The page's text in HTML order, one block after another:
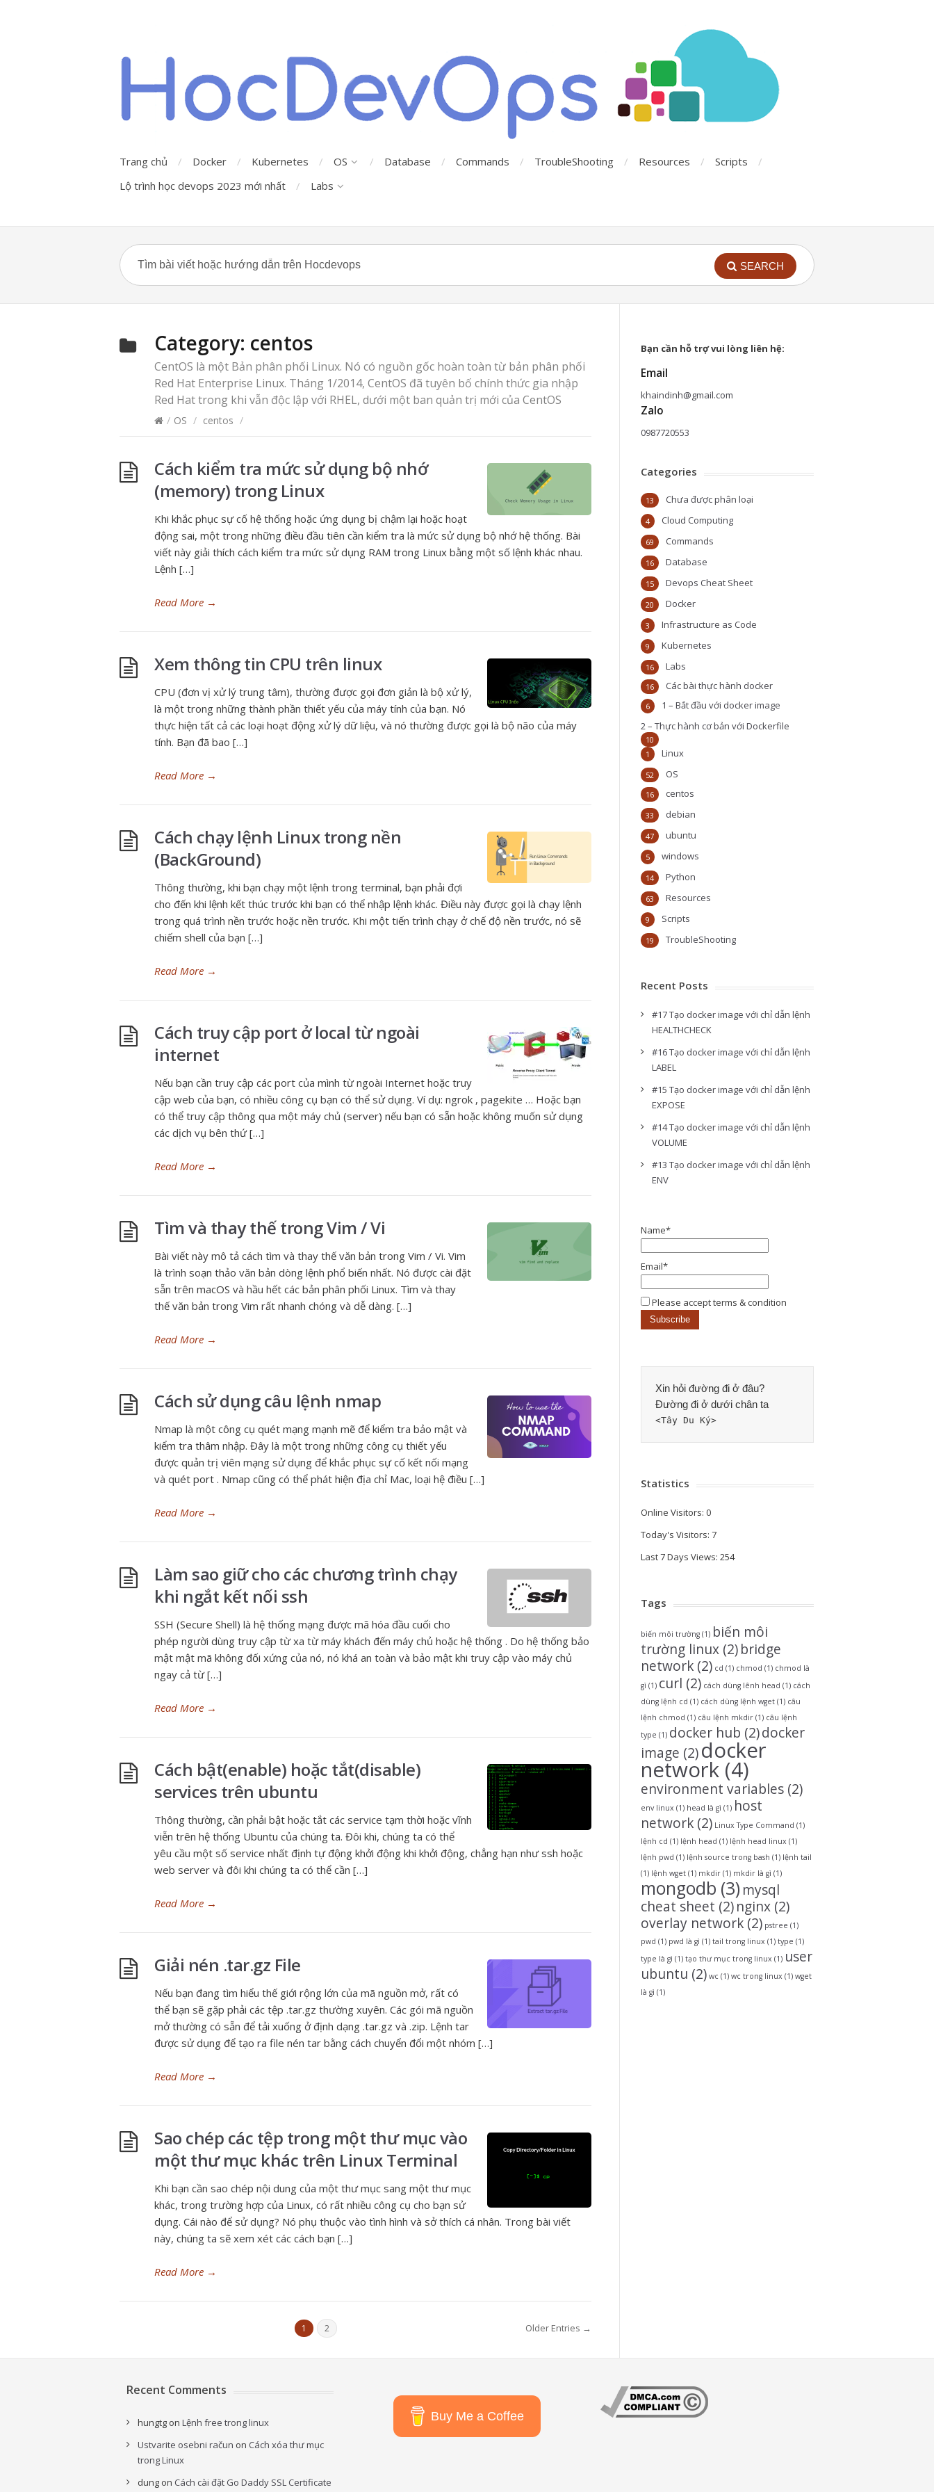
Trang chủ Docker Kubernetes OS Database Commands TroubleShooting Resources
Scripts
Lộ trình học devops 2023 mới nhất
Labs
SEARCH
Category: centos
CentOS là một Bản phân phối Linux. Nó có nguồn gốc hoàn toàn từ bản phân phối
Red Hat Enterprise Linux. Tháng 1/2014, CentOS đã tuyên bố chính thức gia nhập
Red Hat trong khi vẫn độc lập với RHEL, dưới một ban quản trị mới của CentOS
/ OS / centos /
Cách kiểm tra mức sử dụng bộ nhớ
(memory) trong Linux
Khi khắc phục sự cố hệ thống hoặc ứng dụng bị chậm lại hoặc hoạt
động sai, một trong những điều đầu tiên cần kiểm tra là mức sử dụng bộ nhớ hệ thống. Bài
viết này giải thích cách kiểm tra mức sử dụng RAM trong Linux bằng một số lệnh khác nhau.
Lệnh […]
Read More →
Xem thông tin CPU trên linux
CPU (đơn vị xử lý trung tâm), thường được gọi đơn giản là bộ xử lý,
là một trong những thành phần thiết yếu của máy tính của bạn. Nó
thực hiện tất cả các loại hoạt động xử lý dữ liệu, và nó thường được gọi là bộ não của máy
tính. Bạn đã bao […]
Read More →
Cách chạy lệnh Linux trong nền
(BackGround)
Thông thường, khi bạn chạy một lệnh trong terminal, bạn phải đợi
cho đến khi lệnh kết thúc trước khi bạn có thể nhập lệnh khác. Điều này được gọi là chạy lệnh
trong quá trình nền trước hoặc nền trước. Khi một tiến trình chạy ở chế độ nền trước, nó sẽ
chiếm shell của bạn […]
Read More →
Cách truy cập port ở local từ ngoài
internet
Nếu bạn cần truy cập các port của mình từ ngoài Internet hoặc truy
cập web của bạn, có nhiều công cụ bạn có thể sử dụng. Ví dụ: ngrok , pagekite … Hoặc bạn
có thể truy cập thông qua một máy chủ (server) nếu bạn có sẵn hoặc không muốn sử dụng
các dịch vụ bên thứ […]
Read More →
Tìm và thay thế trong Vim / Vi
Bài viết này mô tả cách tìm và thay thế văn bản trong Vim / Vi. Vim
là trình soạn thảo văn bản dòng lệnh phổ biến nhất. Nó được cài đặt
sẵn trên macOS và hầu hết các bản phân phối Linux. Tìm và thay
thế văn bản trong Vim rất nhanh chóng và dễ dàng. […]
Read More →
Cách sử dụng câu lệnh nmap
Nmap là một công cụ quét mạng mạnh mẽ để kiểm tra bảo mật và
kiểm tra thâm nhập. Đây là một trong những công cụ thiết yếu
được quản trị viên mạng sử dụng để khắc phục sự cố kết nối mạng
và quét port . Nmap cũng có thể phát hiện địa chỉ Mac, loại hệ điều […]
Read More →
Làm sao giữ cho các chương trình chạy
khi ngắt kết nối ssh
SSH (Secure Shell) là hệ thống mạng được mã hóa đầu cuối cho
phép người dùng truy cập từ xa từ máy khách đến máy chủ hoặc hệ thống . Do hệ thống bảo
mật mật mã không đối xứng của nó, nó khá an toàn và bảo mật khi truy cập vào máy chủ
ngay cả từ […]
Read More →
Cách bật(enable) hoặc tắt(disable)
services trên ubuntu
Thông thường, cần phải bật hoặc tắt các service tạm thời hoặc vĩnh
viễn trên hệ thống Ubuntu của chúng ta. Đôi khi, chúng ta có thể
yêu cầu một số service nhất định tự động khởi động khi khởi động, chẳng hạn như ssh hoặc
web server và đôi khi chúng ta có thể cần […]
Read More →
Giải nén .tar.gz File
Nếu bạn đang tìm hiểu thế giới rộng lớn của mã nguồn mở, rất có
thể bạn sẽ gặp phải các tệp .tar.gz thường xuyên. Các gói mã nguồn
mở thường có sẵn để tải xuống ở định dạng .tar.gz và .zip. Lệnh tar
được sử dụng để tạo ra file nén tar bằng cách chuyển đổi một nhóm […]
Read More →
Sao chép các tệp trong một thư mục vào
một thư mục khác trên Linux Terminal
Khi bạn cần sao chép nội dung của một thư mục sang một thư mục
khác, trong trường hợp của Linux, có rất nhiều công cụ cho bạn sử
dụng. Cái nào để sử dụng? Nó phụ thuộc vào tình hình và sở thích cá nhân. Trong bài viết
này, chúng ta sẽ xem xét các cách bạn […]
Read More →
1 2 Older Entries →
Bạn cần hỗ trợ vui lòng liên hệ:
Email
khaindinh@gmail.com
Zalo
0987720553
Categories
Chưa được phân loại
13
Cloud Computing
4
Commands
69
Database
16
Devops Cheat Sheet
15
Docker
20
Infrastructure as Code
3
Kubernetes
9
Labs
16
Các bài thực hành docker
16
1 – Bắt đầu với docker image
6
2 – Thực hành cơ bản với Dockerfile
10
Linux
1
OS
52
centos
16
debian
33
ubuntu
47
windows
5
Python
14
Resources
63
Scripts
9
TroubleShooting
19
Recent Posts
#17 Tạo docker image với chỉ dẫn lệnh
HEALTHCHECK
#16 Tạo docker image với chỉ dẫn lệnh
LABEL
#15 Tạo docker image với chỉ dẫn lệnh
EXPOSE
#14 Tạo docker image với chỉ dẫn lệnh
VOLUME
#13 Tạo docker image với chỉ dẫn lệnh
ENV
Name*
Email*
Please accept terms & condition
Xin hỏi đường đi ở đâu?
Đường đi ở dưới chân ta
<Tây Du Ký>
Statistics
Online Visitors: 0
Today's Visitors: 7
Last 7 Days Views: 254
Tags
biến môi trường (1) biến môi
trường linux (2)bridge
network (2) cd (1) chmod (1) chmod là
gì (1) curl (2) cách dùng lênh head (1) cách
dùng lệnh cd (1) cách dùng lệnh wget (1) câu
lệnh chmod (1) câu lệnh mkdir (1) câu lệnh
type (1) docker hub (2)docker
image (2)docker
network (4)
environment variables (2)
env linux (1) head là gì (1) host
network (2) Linux Type Command (1)
lệnh cd (1) lệnh head (1) lệnh head linux (1)
lệnh pwd (1) lệnh source trong bash (1) lệnh tail
(1) lệnh wget (1) mkdir (1) mkdir là gì (1)
mongodb (3) mysql
cheat sheet (2)nginx (2)
overlay network (2) pstree (1)
pwd (1) pwd là gì (1) tail trong linux (1) type (1)
type là gì (1) tạo thư mục trong linux (1) user
ubuntu (2) wc (1) wc trong linux (1) wget
là gì (1)
Recent Comments
hungtg on Lệnh free trong linux
Ustvarite osebni račun on Cách xóa thư mục
trong Linux
dung on Cách cài đặt Go Daddy SSL Certificate
Buy Me a Coffee